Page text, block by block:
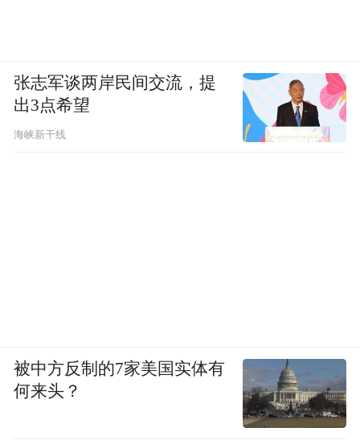
张志军谈两岸民间交流，提
出3点希望
海峡新干线
被中方反制的7家美国实体有
何来头？